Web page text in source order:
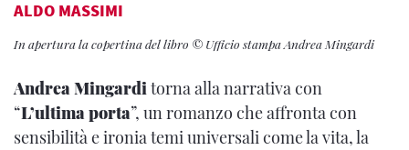
ALDO MASSIMI
In apertura la copertina del libro © Ufficio stampa Andrea Mingardi
Andrea Mingarditorna alla narrativa con
“L’ultima porta”, un romanzo che affronta con
sensibilità e ironia temi universali come la vita, la